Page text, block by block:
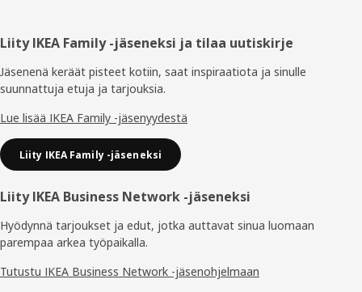
Alatunniste
Liity IKEA Family -jäseneksi ja tilaa uutiskirje
Jäsenenä keräät pisteet kotiin, saat inspiraatiota ja sinulle
suunnattuja etuja ja tarjouksia.​
Lue lisää IKEA Family -jäsenyydestä
Liity IKEA Family -jäseneksi
Liity IKEA Business Network -jäseneksi
Hyödynnä tarjoukset ja edut, jotka auttavat sinua luomaan
parempaa arkea työpaikalla.
Tutustu IKEA Business Network -jäsenohjelmaan